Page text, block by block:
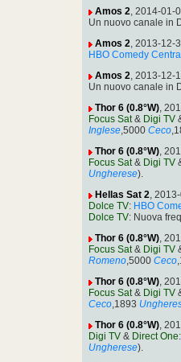
Amos 2, 2014-01-
Un nuovo canale in
Amos 2, 2013-12-
HBO Comedy
Amos 2, 2013-12-
Un nuovo canale in
Thor 6 (0.8°W),
Focus Sat& Digi TV
Inglese,5000 Ceco
Thor 6 (0.8°W),
Focus Sat& Digi TV
Ungherese).
Hellas Sat 2,
Dolce TV: HBO
Dolce TV: Nuova
Thor 6 (0.8°W),
Focus Sat& Digi TV
Romeno,5000 Ceco
Thor 6 (0.8°W),
Focus Sat& Digi TV
Ceco,1893
Thor 6 (0.8°W),
Digi TV & Direct One:
Ungherese).